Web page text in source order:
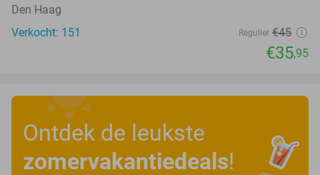
Den Haag
Verkocht: 151
Regulier €45
€35,95
Ontdek de leukste
zomervakantiedeals!